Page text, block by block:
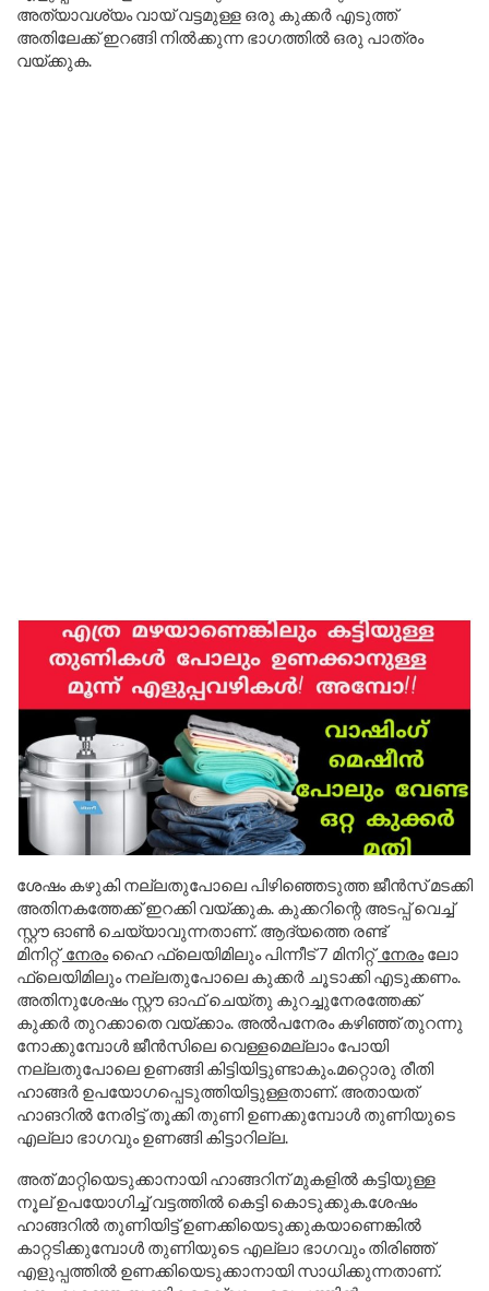
അത്യാവശ്യം വായ് വട്ടമുള്ള ഒരു കുക്കർ എടുത്ത്
അതിലേക്ക് ഇറങ്ങി നിൽക്കുന്ന ഭാഗത്തിൽ ഒരു പാത്രം
വയ്ക്കുക.
ശേഷം കഴുകി നല്ലതുപോലെ പിഴിഞ്ഞെടുത്ത ജീൻസ് മടക്കി
അതിനകത്തേക്ക് ഇറക്കി വയ്ക്കുക. കുക്കറിന്റെ അടപ്പ് വെച്ച്
സ്റ്റൗ ഓൺ ചെയ്യാവുന്നതാണ്. ആദ്യത്തെ രണ്ട്
മിനിറ്റ്നേരംഹൈ ഫ്ലെയിമിലും പിന്നീട് 7 മിനിറ്റ്നേരംലോ
ഫ്ലെയിമിലും നല്ലതുപോലെ കുക്കർ ചൂടാക്കി എടുക്കണം.
അതിനുശേഷം സ്റ്റൗ ഓഫ് ചെയ്തു കുറച്ചുനേരത്തേക്ക്
കുക്കർ തുറക്കാതെ വയ്ക്കാം. അൽപനേരം കഴിഞ്ഞ് തുറന്നു
നോക്കുമ്പോൾ ജീൻസിലെ വെള്ളമെല്ലാം പോയി
നല്ലതുപോലെ ഉണങ്ങി കിട്ടിയിട്ടുണ്ടാകും.മറ്റൊരു രീതി
ഹാങ്ങർ ഉപയോഗപ്പെടുത്തിയിട്ടുള്ളതാണ്. അതായത്
ഹാങറിൽ നേരിട്ട് തൂക്കി തുണി ഉണക്കുമ്പോൾ തുണിയുടെ
എല്ലാ ഭാഗവും ഉണങ്ങി കിട്ടാറില്ല.
അത് മാറ്റിയെടുക്കാനായി ഹാങ്ങറിന് മുകളിൽ കട്ടിയുള്ള
നൂല് ഉപയോഗിച്ച് വട്ടത്തിൽ കെട്ടി കൊടുക്കുക.ശേഷം
ഹാങ്ങറിൽ തുണിയിട്ട് ഉണക്കിയെടുക്കുകയാണെങ്കിൽ
കാറ്റടിക്കുമ്പോൾ തുണിയുടെ എല്ലാ ഭാഗവും തിരിഞ്ഞ്
എളുപ്പത്തിൽ ഉണക്കിയെടുക്കാനായി സാധിക്കുന്നതാണ്.